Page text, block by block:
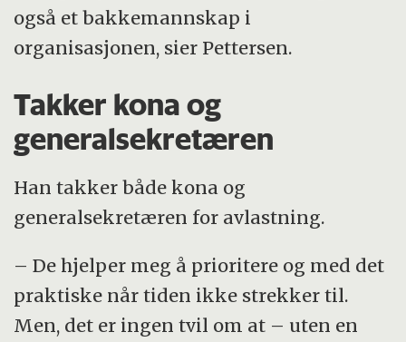
også et bakkemannskap i
organisasjonen, sier Pettersen.
Takker kona og
generalsekretæren
Han takker både kona og
generalsekretæren for avlastning.
– De hjelper meg å prioritere og med det
praktiske når tiden ikke strekker til.
Men, det er ingen tvil om at – uten en